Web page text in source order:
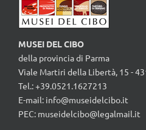
MUSEI DEL CIBO
della provincia di Parma
Viale Martiri della Libertà, 15 -
Tel.: +39.0521.1627213
E-mail: info@museidelcibo.it
PEC: museidelcibo@legalmail.it